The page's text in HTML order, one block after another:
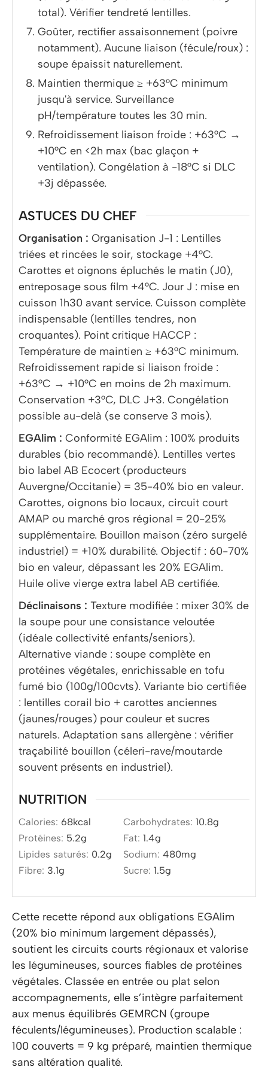
total). Vérifier tendreté lentilles.
Goûter, rectifier assaisonnement (poivre
notamment). Aucune liaison (fécule/roux) :
soupe épaissit naturellement.
Maintien thermique ≥ +63°C minimum
jusqu'à service. Surveillance
pH/température toutes les 30 min.
Refroidissement liaison froide : +63°C →
+10°C en <2h max (bac glaçon +
ventilation). Congélation à -18°C si DLC
+3j dépassée.
ASTUCES DU CHEF
Organisation : Organisation J-1 : Lentilles
triées et rincées le soir, stockage +4°C.
Carottes et oignons épluchés le matin (J0),
entreposage sous film +4°C. Jour J : mise en
cuisson 1h30 avant service. Cuisson complète
indispensable (lentilles tendres, non
croquantes). Point critique HACCP :
Température de maintien ≥ +63°C minimum.
Refroidissement rapide si liaison froide :
+63°C → +10°C en moins de 2h maximum.
Conservation +3°C, DLC J+3. Congélation
possible au-delà (se conserve 3 mois).
EGAlim : Conformité EGAlim : 100% produits
durables (bio recommandé). Lentilles vertes
bio label AB Ecocert (producteurs
Auvergne/Occitanie) = 35-40% bio en valeur.
Carottes, oignons bio locaux, circuit court
AMAP ou marché gros régional = 20-25%
supplémentaire. Bouillon maison (zéro surgelé
industriel) = +10% durabilité. Objectif : 60-70%
bio en valeur, dépassant les 20% EGAlim.
Huile olive vierge extra label AB certifiée.
Déclinaisons : Texture modifiée : mixer 30% de
la soupe pour une consistance veloutée
(idéale collectivité enfants/seniors).
Alternative viande : soupe complète en
protéines végétales, enrichissable en tofu
fumé bio (100g/100cvts). Variante bio certifiée
: lentilles corail bio + carottes anciennes
(jaunes/rouges) pour couleur et sucres
naturels. Adaptation sans allergène : vérifier
traçabilité bouillon (céleri-rave/moutarde
souvent présents en industriel).
NUTRITION
Calories: 68kcal Carbohydrates: 10.8g
Protéines: 5.2g Fat: 1.4g
Lipides saturés: 0.2g Sodium: 480mg
Fibre: 3.1g Sucre: 1.5g
Cette recette répond aux obligations EGAlim
(20% bio minimum largement dépassés),
soutient les circuits courts régionaux et valorise
les légumineuses, sources fiables de protéines
végétales. Classée en entrée ou plat selon
accompagnements, elle s’intègre parfaitement
aux menus équilibrés GEMRCN (groupe
féculents/légumineuses). Production scalable :
100 couverts = 9 kg préparé, maintien thermique
sans altération qualité.